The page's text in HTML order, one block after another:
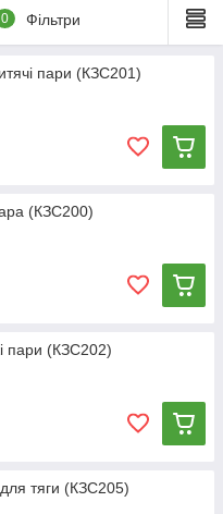
0 Фільтри
пари (КЗС201)
(КЗС200)
пари (КЗС202)
тяги (КЗС205)